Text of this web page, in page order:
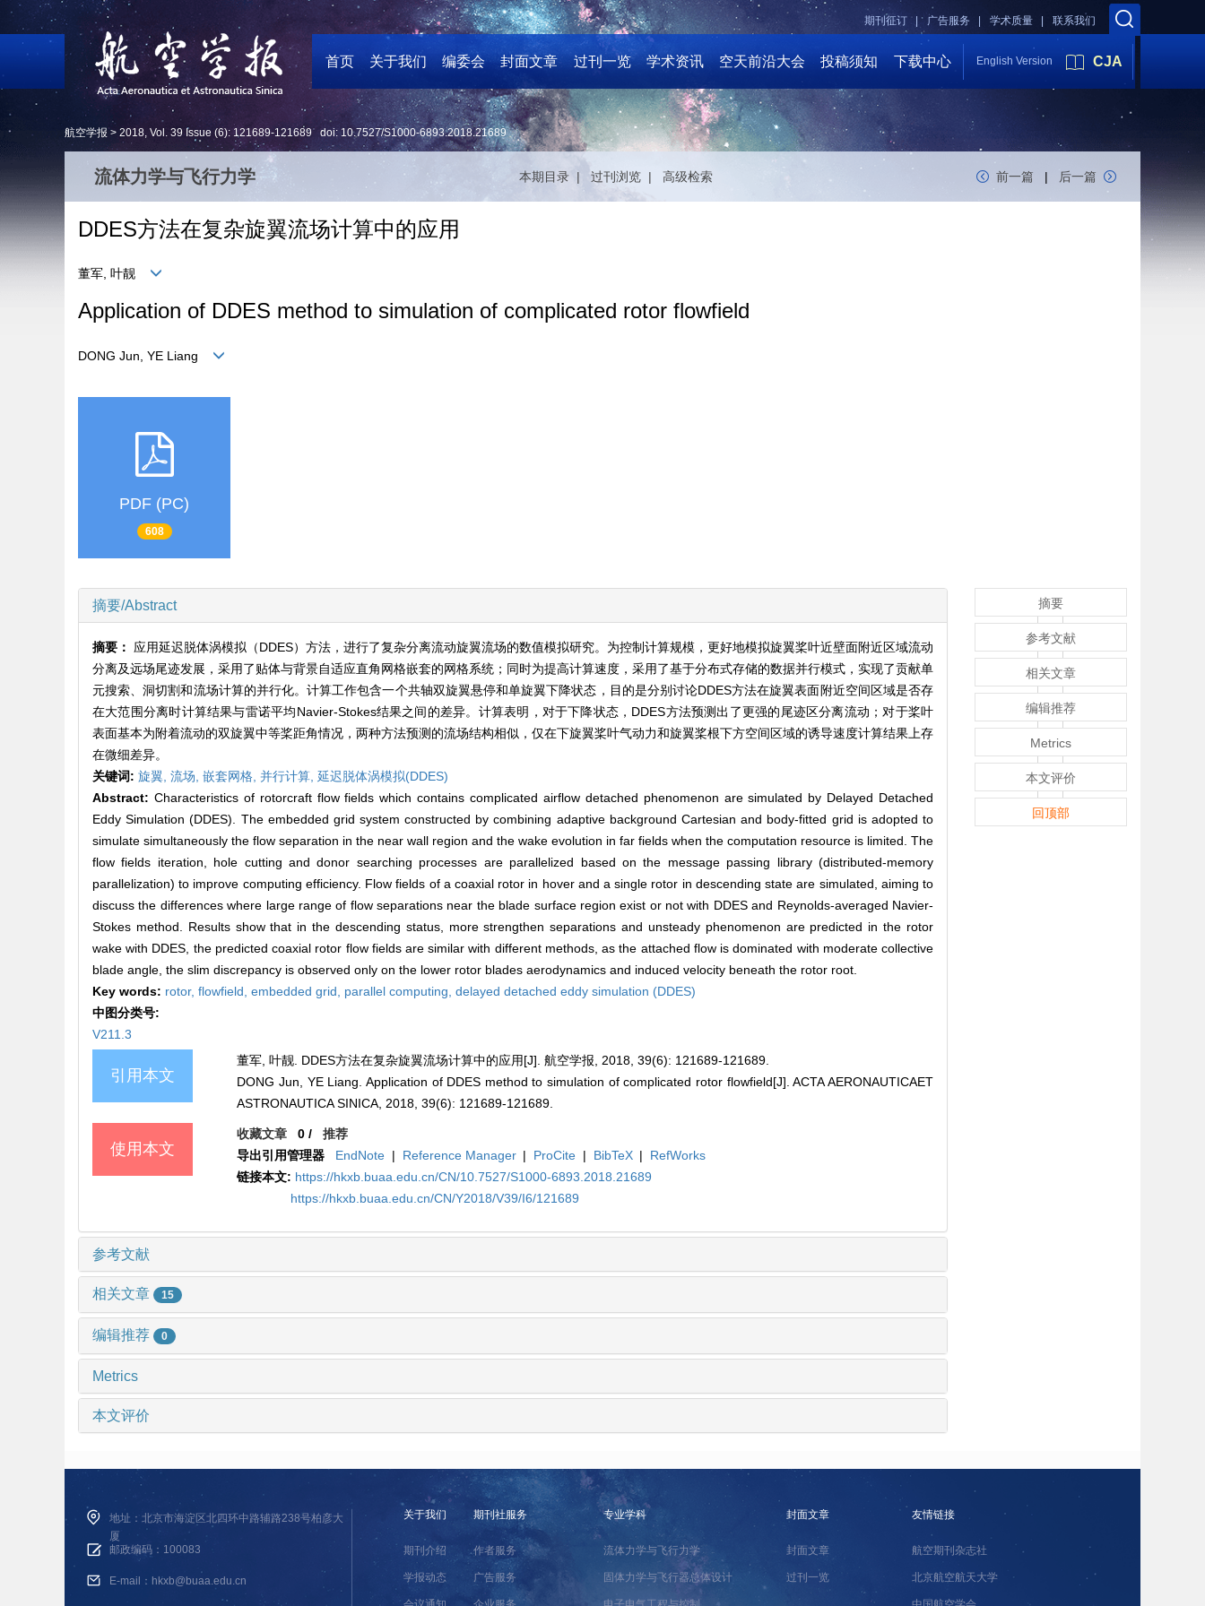
联系我们
学术质量 |
广告服务 |
期刊征订 |
首页 关于我们 编委会 封面文章 过刊一览 学术资讯 空天前沿大会 投稿须知 下载中心 English Version CJA
航空学报 > 2018, Vol. 39 Issue (6): 121689-121689 doi:10.7527/S1000-6893.2018.21689
流体力学与飞行力学 本期目录 | 过刊浏览 | 高级检索 前一篇 | 后一篇
DDES方法在复杂旋翼流场计算中的应用
董军, 叶靓
Application of DDES method to simulation of complicated rotor flowfield
DONG Jun, YE Liang
PDF (PC)
608
摘要/Abstract
摘要： 应用延迟脱体涡模拟（DDES）方法，进行了复杂分离流动旋翼流场的数值模拟研究。为控制计算规模，更好地模拟旋翼桨叶近壁面附近区域流动
分离及远场尾迹发展，采用了贴体与背景自适应直角网格嵌套的网格系统；同时为提高计算速度，采用了基于分布式存储的数据并行模式，实现了贡献单
元搜索、洞切割和流场计算的并行化。计算工作包含一个共轴双旋翼悬停和单旋翼下降状态，目的是分别讨论DDES方法在旋翼表面附近空间区域是否存
在大范围分离时计算结果与雷诺平均Navier-Stokes结果之间的差异。计算表明，对于下降状态，DDES方法预测出了更强的尾迹区分离流动；对于桨叶
表面基本为附着流动的双旋翼中等桨距角情况，两种方法预测的流场结构相似，仅在下旋翼桨叶气动力和旋翼桨根下方空间区域的诱导速度计算结果上存
在微细差异。
关键词: 旋翼, 流场, 嵌套网格, 并行计算, 延迟脱体涡模拟(DDES)
Abstract: Characteristics of rotorcraft flow fields which contains complicated airflow detached phenomenon are simulated by Delayed Detached
Eddy Simulation (DDES). The embedded grid system constructed by combining adaptive background Cartesian and body-fitted grid is adopted to
simulate simultaneously the flow separation in the near wall region and the wake evolution in far fields when the computation resource is limited. The
flow fields iteration, hole cutting and donor searching processes are parallelized based on the message passing library (distributed-memory
parallelization) to improve computing efficiency. Flow fields of a coaxial rotor in hover and a single rotor in descending state are simulated, aiming to
discuss the differences where large range of flow separations near the blade surface region exist or not with DDES and Reynolds-averaged Navier-
Stokes method. Results show that in the descending status, more strengthen separations and unsteady phenomenon are predicted in the rotor
wake with DDES, the predicted coaxial rotor flow fields are similar with different methods, as the attached flow is dominated with moderate collective
blade angle, the slim discrepancy is observed only on the lower rotor blades aerodynamics and induced velocity beneath the rotor root.
Key words: rotor, flowfield, embedded grid, parallel computing, delayed detached eddy simulation (DDES)
中图分类号:
V211.3
引用本文
董军, 叶靓. DDES方法在复杂旋翼流场计算中的应用[J]. 航空学报, 2018, 39(6): 121689-121689.
DONG Jun, YE Liang. Application of DDES method to simulation of complicated rotor flowfield[J]. ACTA AERONAUTICAET
ASTRONAUTICA SINICA, 2018, 39(6): 121689-121689.
使用本文
收藏文章 0 /推荐
导出引用管理器
EndNote | Reference Manager | ProCite | BibTeX |
RefWorks
链接本文: https://hkxb.buaa.edu.cn/CN/10.7527/S1000-6893.2018.21689
https://hkxb.buaa.edu.cn/CN/Y2018/V39/I6/121689
参考文献
相关文章 15
编辑推荐 0
Metrics
本文评价
摘要
参考文献
相关文章
编辑推荐
Metrics
本文评价
回顶部
地址：北京市海淀区北四环中路辅路238号柏彦大
厦
邮政编码：100083
E-mail：hkxb@buaa.edu.cn
关于我们
期刊介绍
学报动态
期刊社服务
作者服务
广告服务
专业学科
流体力学与飞行力学
固体力学与飞行器总体设计
封面文章
封面文章
过刊一览
友情链接
航空期刊杂志社
北京航空航天大学